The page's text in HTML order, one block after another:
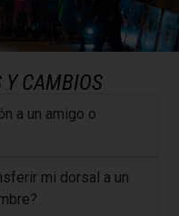
Y CAMBIOS
a un amigo o
mi dorsal a un